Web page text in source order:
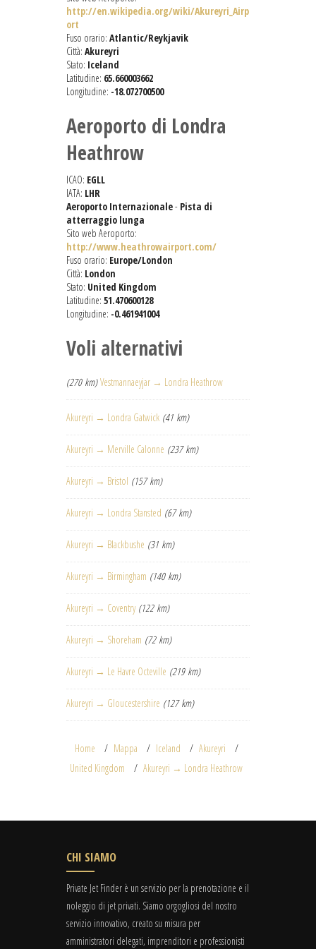
http://en.wikipedia.org/wiki/Akureyri_Airp
ort
Fuso orario: Atlantic/Reykjavik
Città: Akureyri
Stato: Iceland
Latitudine: 65.660003662
Longitudine: -18.072700500
Aeroporto di Londra
Heathrow
ICAO: EGLL
IATA: LHR
Aeroporto Internazionale- Pista di
atterraggio lunga
Sito web Aeroporto:
http://www.heathrowairport.com/
Fuso orario: Europe/London
Città: London
Stato: United Kingdom
Latitudine: 51.470600128
Longitudine: -0.461941004
Voli alternativi
(270 km) Vestmannaeyjar → Londra Heathrow
Akureyri → Londra Gatwick (41 km)
Akureyri → Merville Calonne (237 km)
Akureyri → Bristol (157 km)
Akureyri → Londra Stansted (67 km)
Akureyri → Blackbushe (31 km)
Akureyri → Birmingham (140 km)
Akureyri → Coventry (122 km)
Akureyri → Shoreham (72 km)
Akureyri → Le Havre Octeville (219 km)
Akureyri → Gloucestershire (127 km)
Home Mappa Iceland
Akureyri
United Kingdom
Akureyri → Londra Heathrow
CHI SIAMO
Private Jet Finder è un servizio per la prenotazione e il
noleggio di jet privati. Siamo orgogliosi del nostro
servizio innovativo, creato su misura per
amministratori delegati, imprenditori e professionisti